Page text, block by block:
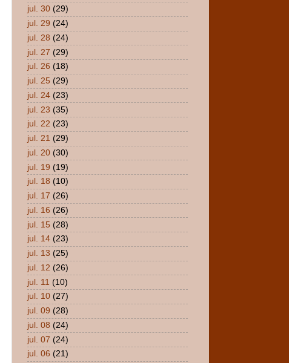
jul. 30 (29)
jul. 29 (24)
jul. 28 (24)
jul. 27 (29)
jul. 26 (18)
jul. 25 (29)
jul. 24 (23)
jul. 23 (35)
jul. 22 (23)
jul. 21 (29)
jul. 20 (30)
jul. 19 (19)
jul. 18 (10)
jul. 17 (26)
jul. 16 (26)
jul. 15 (28)
jul. 14 (23)
jul. 13 (25)
jul. 12 (26)
jul. 11 (10)
jul. 10 (27)
jul. 09 (28)
jul. 08 (24)
jul. 07 (24)
jul. 06 (21)